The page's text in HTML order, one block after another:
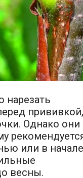
нарезать
прививкой,
Однако они
или в начале
весны.